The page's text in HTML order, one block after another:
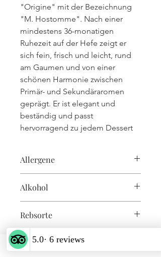
"Origine" mit der Bezeichnung
"M. Hostomme". Nach einer
mindestens 36-monatigen
Ruhezeit auf der Hefe zeigt er
sich fein, frisch und leicht, rund
am Gaumen und von einer
schönen Harmonie zwischen
Primär- und Sekundäraromen
geprägt. Er ist elegant und
beständig und passt
hervorragend zu jedem Dessert
Allergene
Alkohol
Rebsorte
Chardonnay